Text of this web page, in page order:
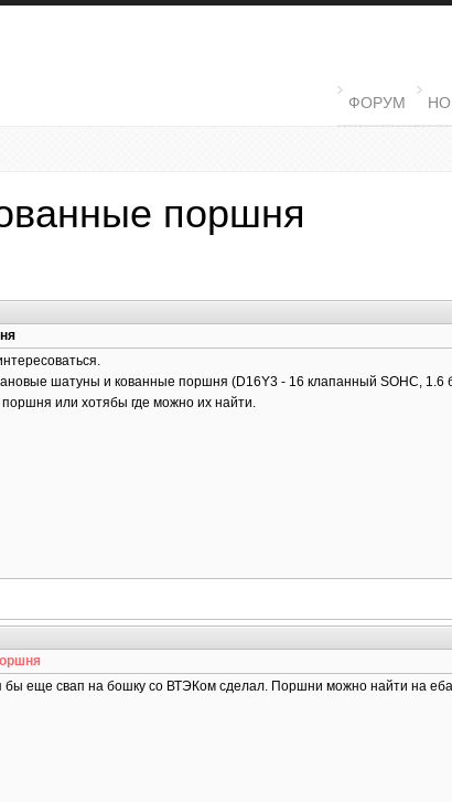
MAIN MENU
ФОРУМ
поршня
шатуны и кованные поршня (D16Y3 - 16 клапанный SOHC, 1.6
или хотябы где можно их найти.
бы еще свап на бошку со ВТЭКом сделал. Поршни можно найти на